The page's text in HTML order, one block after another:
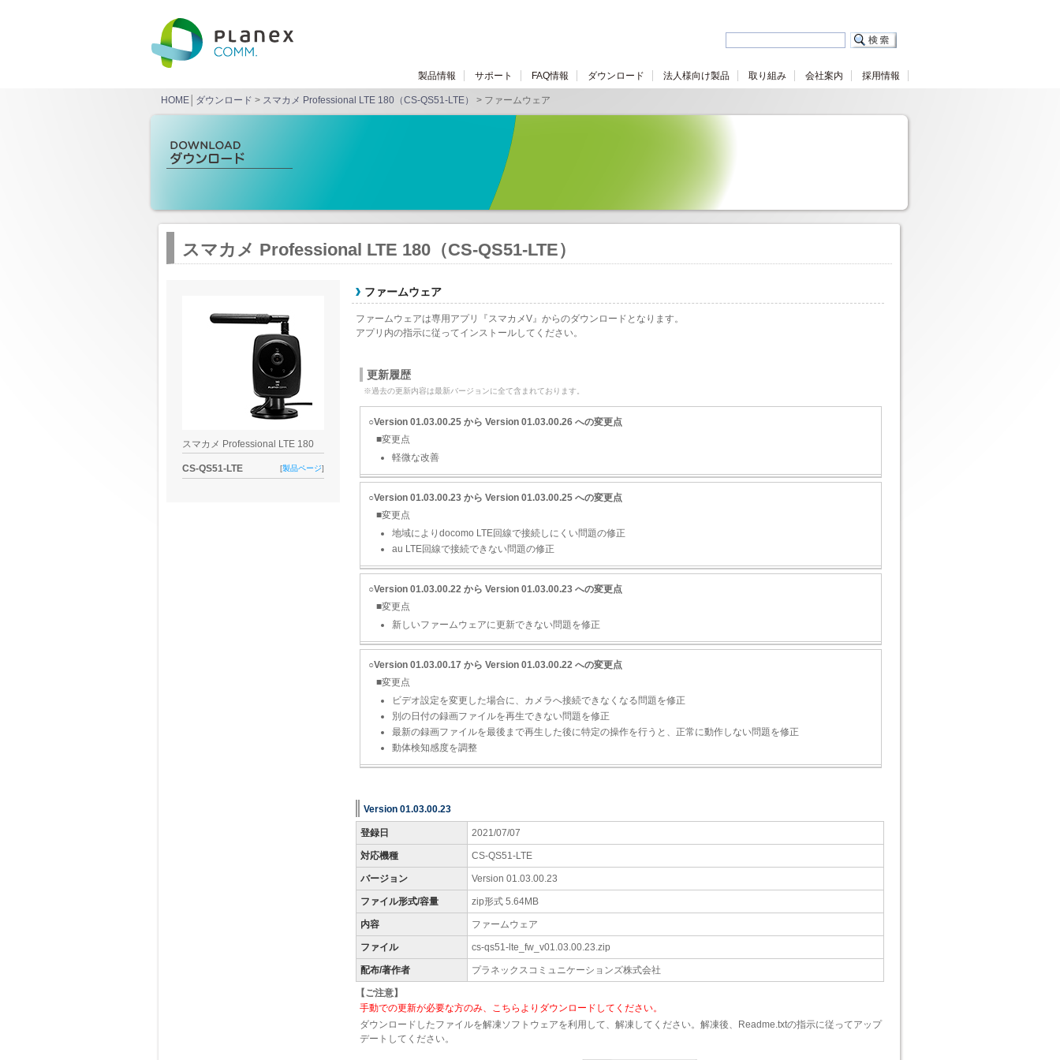
製品情報 サポート FAQ情報 ダウンロード 法人様向け製品 取り組み 会社案内 採用情報
HOME ダウンロード > スマカメ Professional LTE 180（CS-QS51-LTE） > ファームウェア
スマカメ Professional LTE 180（CS-QS51-LTE）
スマカメ Professional LTE 180
CS-QS51-LTE [製品ページ]
ファームウェア
ファームウェアは専用アプリ『スマカメV』からのダウンロードとなります。
アプリ内の指示に従ってインストールしてください。
更新履歴
※過去の更新内容は最新バージョンに全て含まれております。
○Version 01.03.00.25 から Version 01.03.00.26 への変更点
■変更点
軽微な改善
○Version 01.03.00.23 から Version 01.03.00.25 への変更点
■変更点
地域によりdocomo LTE回線で接続しにくい問題の修正
au LTE回線で接続できない問題の修正
○Version 01.03.00.22 から Version 01.03.00.23 への変更点
■変更点
新しいファームウェアに更新できない問題を修正
○Version 01.03.00.17 から Version 01.03.00.22 への変更点
■変更点
ビデオ設定を変更した場合に、カメラへ接続できなくなる問題を修正
別の日付の録画ファイルを再生できない問題を修正
最新の録画ファイルを最後まで再生した後に特定の操作を行うと、正常に動作しない問題を修正
動体検知感度を調整
Version 01.03.00.23
登録日 2021/07/07
対応機種 CS-QS51-LTE
バージョン Version 01.03.00.23
ファイル形式/容量 zip形式 5.64MB
内容 ファームウェア
ファイル cs-qs51-lte_fw_v01.03.00.23.zip
配布/著作者 プラネックスコミュニケーションズ株式会社
【ご注意】
手動での更新が必要な方のみ、こちらよりダウンロードしてください。
ダウンロードしたファイルを解凍ソフトウェアを利用して、解凍してください。解凍後、Readme.txtの指示に従ってアップ
デートしてください。